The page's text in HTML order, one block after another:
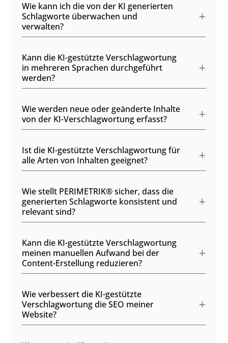
Wie kann ich die von der KI generierten
Schlagworte überwachen und
verwalten?
Kann die KI-gestützte Verschlagwortung
in mehreren Sprachen durchgeführt
werden?
Wie werden neue oder geänderte Inhalte
von der KI-Verschlagwortung erfasst?
Ist die KI-gestützte Verschlagwortung für
alle Arten von Inhalten geeignet?
Wie stellt PERIMETRIK® sicher, dass die
generierten Schlagworte konsistent und
relevant sind?
Kann die KI-gestützte Verschlagwortung
meinen manuellen Aufwand bei der
Content-Erstellung reduzieren?
Wie verbessert die KI-gestützte
Verschlagwortung die SEO meiner
Website?